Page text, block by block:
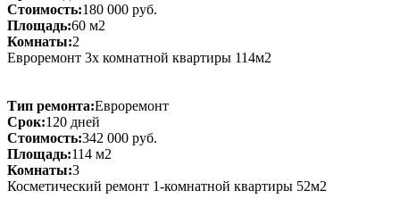
Стоимость:180 000 руб.
Площадь:60 м2
Комнаты:2
Евроремонт 3х комнатной квартиры 114м2
Тип ремонта:Евроремонт
Срок:120 дней
Стоимость:342 000 руб.
Площадь:114 м2
Комнаты:3
Косметический ремонт 1-комнатной квартиры 52м2